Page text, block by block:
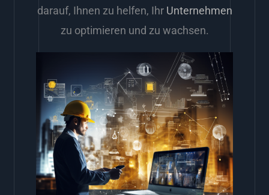
darauf, Ihnen zu helfen, Ihr Unternehmen
zu optimieren und zu wachsen.